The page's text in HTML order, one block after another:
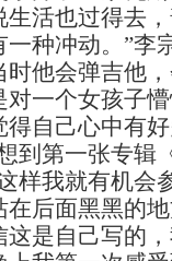
生活也过得去
种冲动。”李
时他会弹吉他
一个女孩子
自己心中有
到第一张专辑
样我就有机会
后面黑黑的
是自己写的